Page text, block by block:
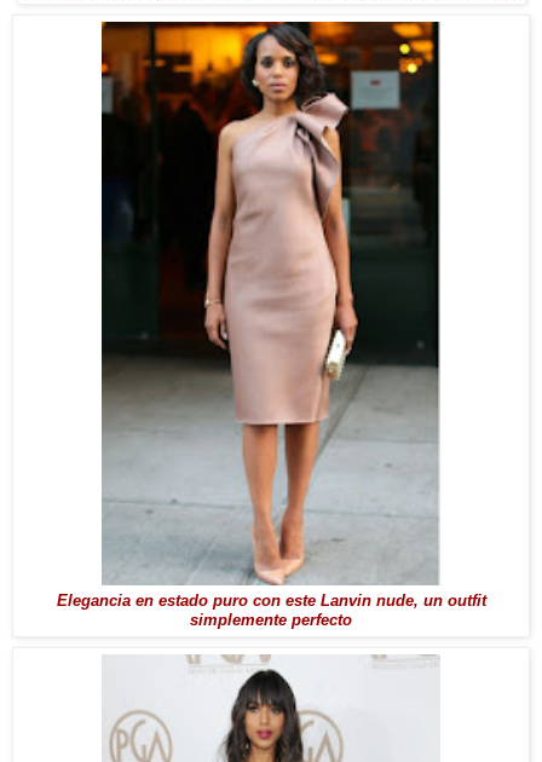
Elegancia en estado puro con este Lanvin nude, un outfit
simplemente perfecto